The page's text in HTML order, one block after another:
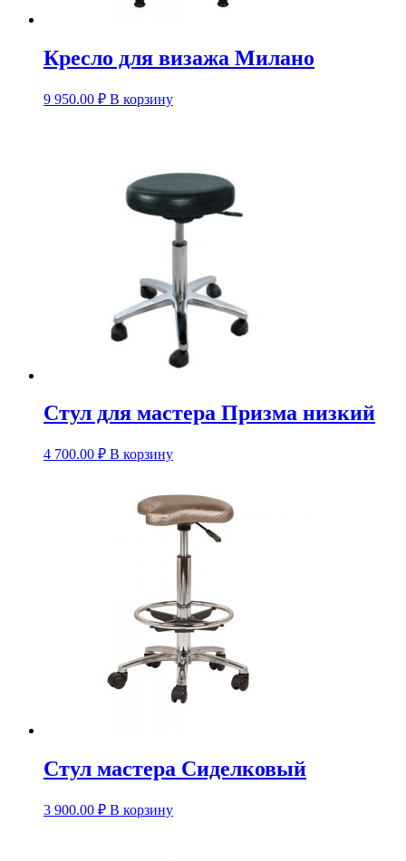
Кресло для визажа Милано
9 950.00 ₽ В корзину
Стул для мастера Призма низкий
4 700.00 ₽ В корзину
Стул мастера Сиделковый
3 900.00 ₽ В корзину